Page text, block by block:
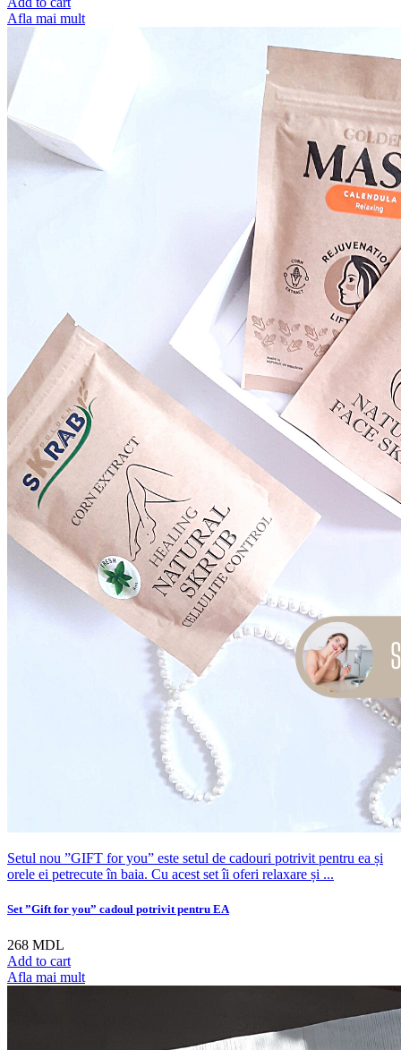
Afla mai mult
Setul nou ”GIFT for you” este setul de cadouri potrivit pentru ea și
orele ei petrecute în baia. Cu acest set îi oferi relaxare și ...
Set ”Gift for you” cadoul potrivit pentru EA
268 MDL
Add to cart
Afla mai mult